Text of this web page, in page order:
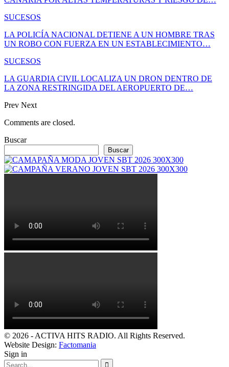
SUCESOS
LA POLICÍA NACIONAL DETIENE A UN HOMBRE TRAS
UN ROBO CON FUERZA EN UN ESTABLECIMIENTO…
SUCESOS
LA GUARDIA CIVIL LOCALIZA UN DRON DENTRO DE
LA ZONA RESTRINGIDA DEL AEROPUERTO DE…
Prev Next
Comments are closed.
Buscar
Buscar
© 2026 - ACTIVA HITS RADIO. All Rights Reserved.
Website Design: Factomania
Sign in